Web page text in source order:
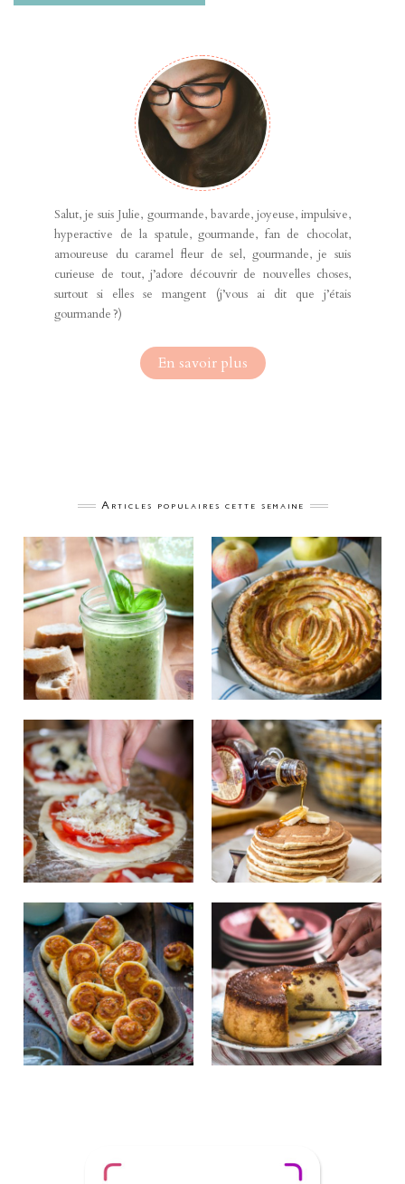
Salut, je suis Julie, gourmande, bavarde, joyeuse, impulsive,
hyperactive de la spatule, gourmande, fan de chocolat,
amoureuse du caramel fleur de sel, gourmande, je suis
curieuse de tout, j’adore découvrir de nouvelles choses,
surtout si elles se mangent (j’vous ai dit que j’étais
gourmande ?)
En savoir plus
Articles populaires cette semaine